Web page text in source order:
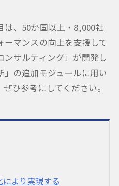
は、50か国以上・8,000社
マンスの向上を支援して
サルティング」が開発し
の追加モジュールに用い
ひ参考にしてください。
より実現する